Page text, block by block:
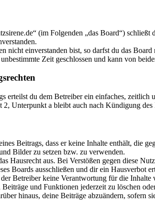
(im Folgenden „das Board“)
nicht einverstanden bist, so darfst du das
Zeit geschlossen und kann von
erteilst du dem Betreiber ein einfaches,
Unterpunkt a bleibt auch nach Kündigung des
Beitrags, dass er keine Inhalte enthält, die
Bilder zu setzen bzw. zu verwenden.
Hausrecht aus. Bei Verstößen gegen diese
Boards ausschließen und dir ein Hausverbot
Betreiber keine Verantwortung für die
und Funktionen jederzeit zu löschen
hinaus, deine Beiträge abzuändern, sofern